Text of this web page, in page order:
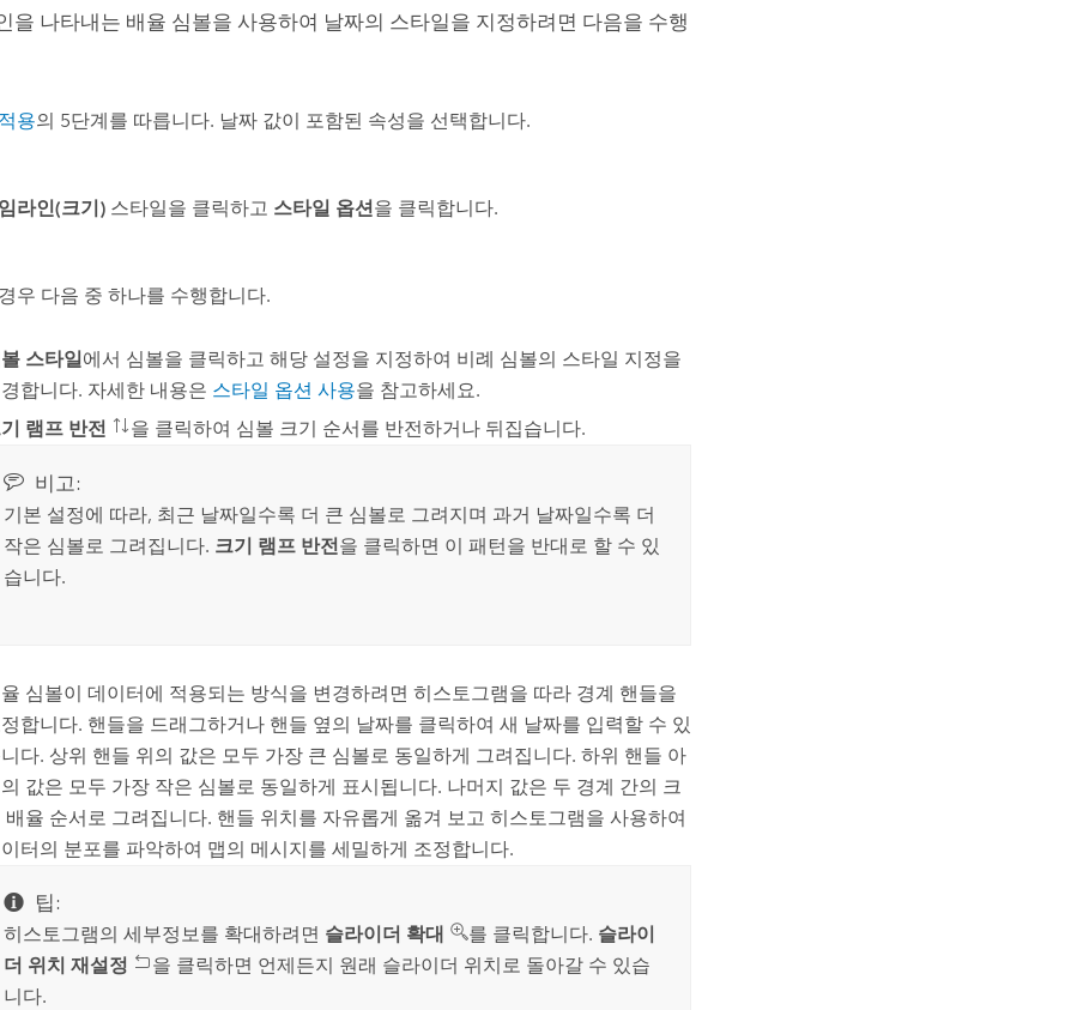
을 나타내는 배율 심볼을 사용하여 날짜의 스타일을 지정하려면 다음을 수행
용의 5단계를 따릅니다. 날짜 값이 포함된 속성을 선택합니다.
라인(크기) 스타일을 클릭하고 스타일 옵션을 클릭합니다.
우 다음 중 하나를 수행합니다.
스타일에서 심볼을 클릭하고 해당 설정을 지정하여 비례 심볼의 스타일 지정을
합니다. 자세한 내용은 스타일 옵션 사용을 참고하세요.
램프 반전
을 클릭하여 심볼 크기 순서를 반전하거나 뒤집습니다.
비고:
기본 설정에 따라, 최근 날짜일수록 더 큰 심볼로 그려지며 과거 날짜일수록 더
작은 심볼로 그려집니다. 크기 램프 반전을 클릭하면 이 패턴을 반대로 할 수 있
습니다.
심볼이 데이터에 적용되는 방식을 변경하려면 히스토그램을 따라 경계 핸들을
합니다. 핸들을 드래그하거나 핸들 옆의 날짜를 클릭하여 새 날짜를 입력할 수 있
다. 상위 핸들 위의 값은 모두 가장 큰 심볼로 동일하게 그려집니다. 하위 핸들 아
값은 모두 가장 작은 심볼로 동일하게 표시됩니다. 나머지 값은 두 경계 간의 크
배율 순서로 그려집니다. 핸들 위치를 자유롭게 옮겨 보고 히스토그램을 사용하여
터의 분포를 파악하여 맵의 메시지를 세밀하게 조정합니다.
팁:
히스토그램의 세부정보를 확대하려면 슬라이더 확대 를 클릭합니다. 슬라이
더 위치 재설정
을 클릭하면 언제든지 원래 슬라이더 위치로 돌아갈 수 있습
니다.